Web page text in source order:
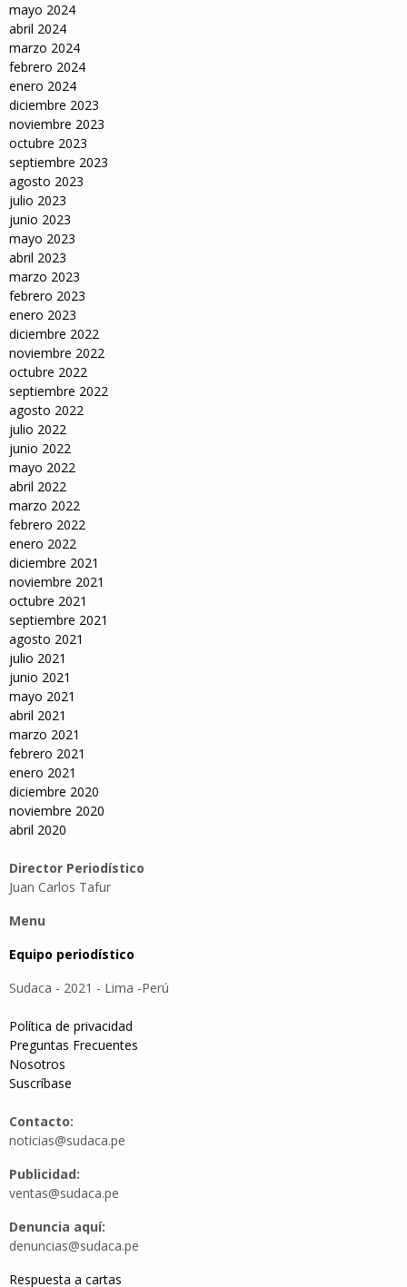
mayo 2024
abril 2024
marzo 2024
febrero 2024
enero 2024
diciembre 2023
noviembre 2023
octubre 2023
septiembre 2023
agosto 2023
julio 2023
junio 2023
mayo 2023
abril 2023
marzo 2023
febrero 2023
enero 2023
diciembre 2022
noviembre 2022
octubre 2022
septiembre 2022
agosto 2022
julio 2022
junio 2022
mayo 2022
abril 2022
marzo 2022
febrero 2022
enero 2022
diciembre 2021
noviembre 2021
octubre 2021
septiembre 2021
agosto 2021
julio 2021
junio 2021
mayo 2021
abril 2021
marzo 2021
febrero 2021
enero 2021
diciembre 2020
noviembre 2020
abril 2020
Director Periodístico
Juan Carlos Tafur
Menu
Equipo periodístico
Sudaca - 2021 - Lima -Perú
Política de privacidad
Preguntas Frecuentes
Nosotros
Suscríbase
Contacto:
noticias@sudaca.pe
Publicidad:
ventas@sudaca.pe
Denuncia aquí:
denuncias@sudaca.pe
Respuesta a cartas